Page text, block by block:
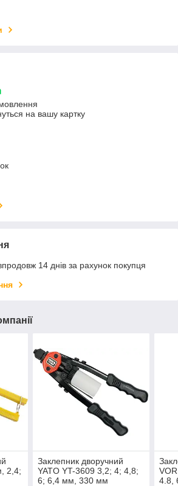
на вашу картку
14 днів за рахунок покупця
2,4;
Заклепник дворучний
YATO YT-3609 3,2; 4; 4,8;
6; 6,4 мм, 330 мм
4.8,